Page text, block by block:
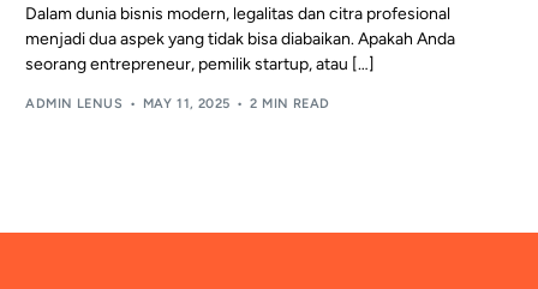
Dalam dunia bisnis modern, legalitas dan citra profesional
menjadi dua aspek yang tidak bisa diabaikan. Apakah Anda
seorang entrepreneur, pemilik startup, atau […]
ADMIN LENUS MAY 11, 2025 2 MIN READ